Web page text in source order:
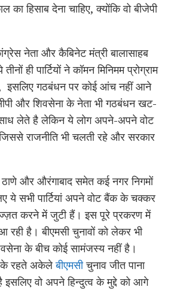
का हिसाब देना चाहिए, क्योंकि वो बीजेपी
नेता और कैबिनेट मंत्री बालासाहब
ही पार्टियों ने कॉमन मिनिमम प्रोग्राम
इसलिए गठबंधन पर कोई आंच नहीं आने
और शिवसेना के नेता भी गठबंधन खट-
लेते है लेकिन ये लोग अपने-अपने वोट
राजनीति भी चलती रहे और सरकार
ठाणे और औरंगाबाद समेत कई नगर निगमों
ये सभी पार्टियां अपने वोट बैंक के चक्कर
करने में जुटी हैं। इस पूरे प्रकरण में
है। बीएमसी चुनावों को लेकर भी
के बीच कोई सामंजस्य नहीं है।
के रहते अकेलेबीएमसीचुनाव जीत पाना
इसलिए वो अपने हिन्दुत्व के मुद्दे को आगे